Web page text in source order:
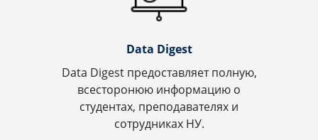
Data Digest
Data Digest предоставляет полную,
всесторонюю информацию о
студентах, преподавателях и
сотрудниках НУ.